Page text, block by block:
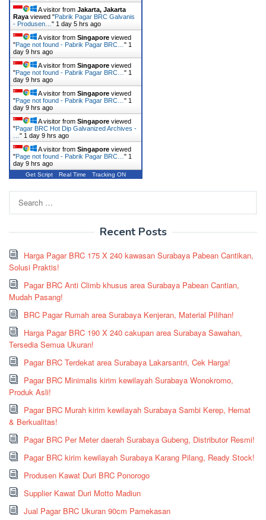
A visitor from Jakarta, Jakarta
Raya viewed "Pabrik Pagar BRC Galvanis
- Produsen… " 1 day 5 hrs ago
A visitor from Singapore viewed
"Page not found - Pabrik Pagar BRC… " 1
day 9 hrs ago
A visitor from Singapore viewed
"Page not found - Pabrik Pagar BRC… " 1
day 9 hrs ago
A visitor from Singapore viewed
"Page not found - Pabrik Pagar BRC… " 1
day 9 hrs ago
A visitor from Singapore viewed
"Pagar BRC Hot Dip Galvanized Archives -
" 1 day 9 hrs ago
A visitor from Singapore viewed
"Page not found - Pabrik Pagar BRC… " 1
day 9 hrs ago
Get Script Real Time Tracking ON
for:
Recent Posts
Harga Pagar BRC 175 X 240 kawasan Surabaya Pabean Cantikan,
Solusi Praktis!
Pagar BRC Anti Climb khusus area Surabaya Pabean Cantian,
Mudah Pasang!
BRC Pagar Rumah area Surabaya Kenjeran, Material Pilihan!
Harga Pagar BRC 190 X 240 cakupan area Surabaya Sawahan,
Tersedia Semua Ukuran!
Pagar BRC Terdekat area Surabaya Lakarsantri, Cek Harga!
Pagar BRC Minimalis kirim kewilayah Surabaya Wonokromo,
Produk Asli!
Pagar BRC Murah kirim kewilayah Surabaya Sambi Kerep, Hemat
& Berkualitas!
Pagar BRC Per Meter daerah Surabaya Gubeng, Distributor Resmi!
Pagar BRC kirim kewilayah Surabaya Karang Pilang, Ready Stock!
Produsen Kawat Duri BRC Ponorogo
Supplier Kawat Duri Motto Madiun
Jual Pagar BRC Ukuran 90cm Pamekasan